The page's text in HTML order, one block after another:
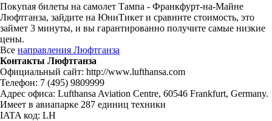
Покупая билеты на самолет Тампа - Франкфурт-на-Майне
Люфтганза, зайдите на ЮниТикет и сравните стоимость, это
займет 3 минуты, и вы гарантированно получите самые низкие
цены.
Все направления Люфтганза
Контакты Люфтганза
Официальный сайт: http://www.lufthansa.com
Телефон: 7 (495) 9809999
Адрес офиса: Lufthansa Aviation Centre, 60546 Frankfurt, Germany.
Имеет в авиапарке 287 единиц техники
IATA код: LH